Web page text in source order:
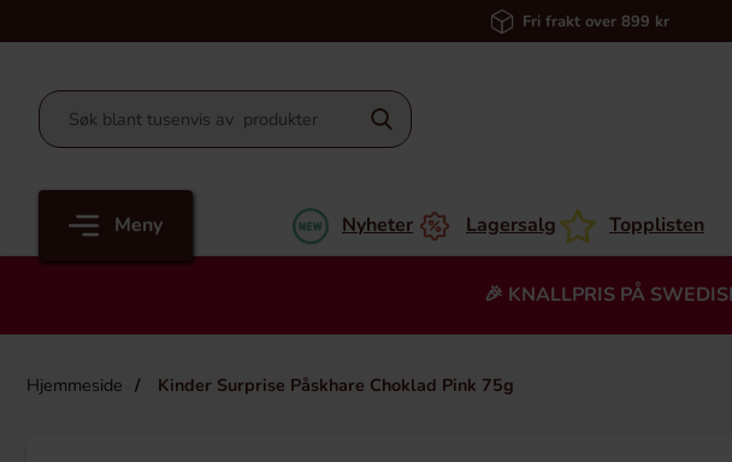
Fri frakt over 899 kr
Meny Nyheter Lagersalg Topplisten
🎉 KNALLPRIS PÅ
Hjemmeside Kinder Surprise Påskhare Choklad Pink 75g